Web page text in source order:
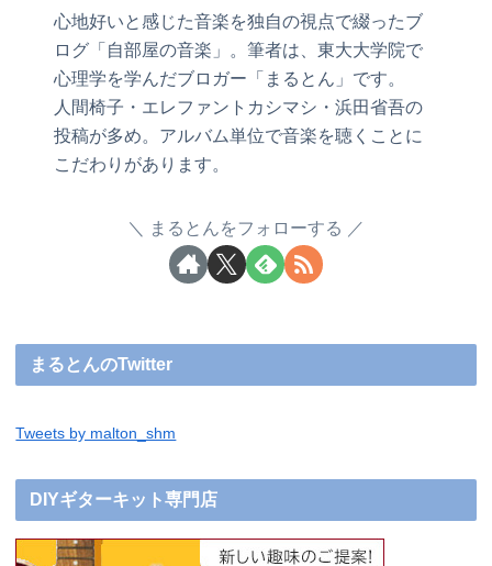
心地好いと感じた音楽を独自の視点で綴ったブ
ログ「自部屋の音楽」。筆者は、東大大学院で
心理学を学んだブロガー「まるとん」です。
人間椅子・エレファントカシマシ・浜田省吾の
投稿が多め。アルバム単位で音楽を聴くことに
こだわりがあります。
まるとんをフォローする
まるとんのTwitter
Tweets by malton_shm
DIYギターキット専門店